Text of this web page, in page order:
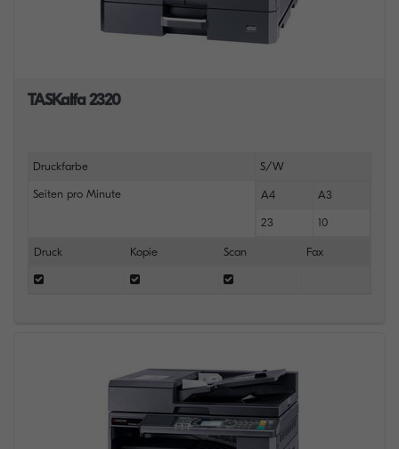
TASKalfa 2320
Druckfarbe S/W
Seiten pro Minute A4 A3
23 10
Druck Kopie Scan Fax